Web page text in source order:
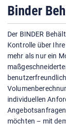
Binder
Der BINDER
Kontrolle über
mehr als nur ein
individuellen
möchten – mit